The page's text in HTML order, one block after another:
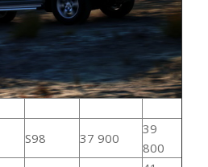
S98 37 900
39
800